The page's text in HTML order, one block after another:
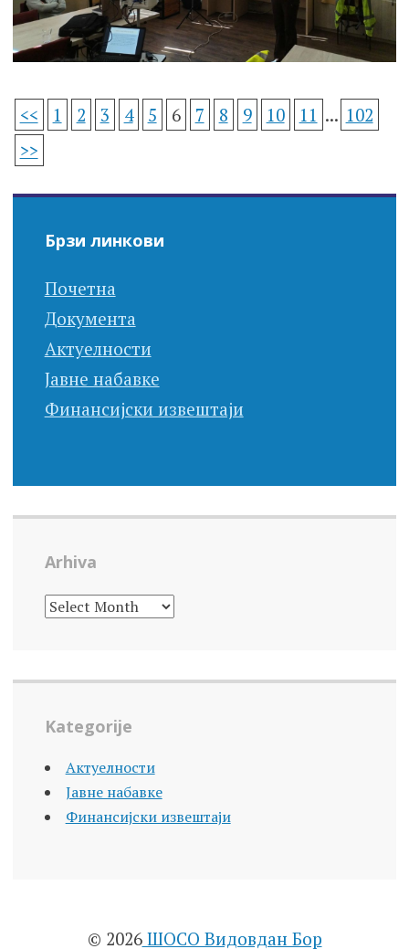
<< 1 2 3 4 5 6 7 8 9 10 11 ... 102
>>
Брзи линкови
Почетна
Документа
Актуелности
Јавне набавке
Финансијски извештаји
Arhiva
ARHIVA
Kategorije
Актуелности
Јавне набавке
Финансијски извештаји
© 2026ШОСО Видовдан Бор